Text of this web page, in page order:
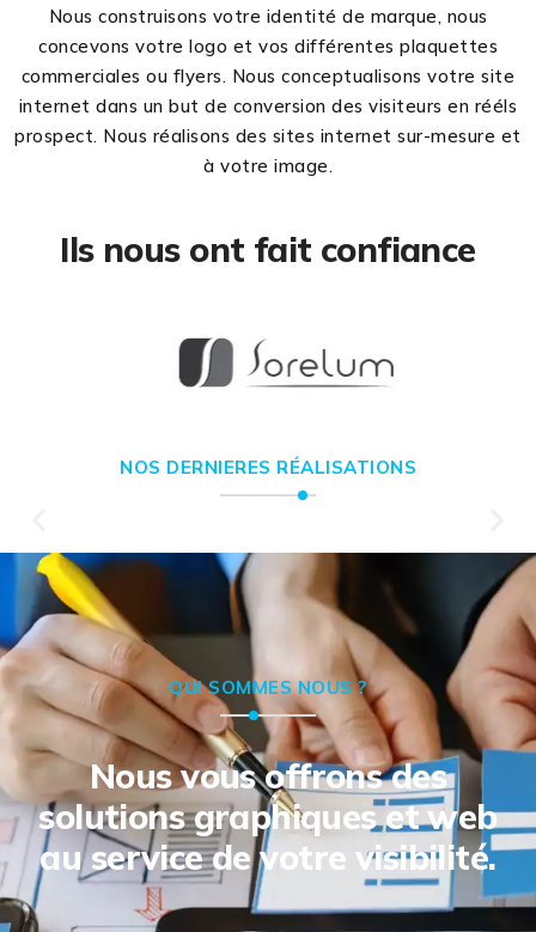
Nous construisons votre identité de marque, nous
concevons votre logo et vos différentes plaquettes
commerciales ou flyers. Nous conceptualisons votre site
internet dans un but de conversion des visiteurs en rééls
prospect. Nous réalisons des sites internet sur-mesure et
à votre image.
Ils nous ont fait confiance
NOS DERNIERES RÉALISATIONS
QUI SOMMES NOUS ?
Nous vous offrons des
solutions graphiques et web
au service de votre visibilité.